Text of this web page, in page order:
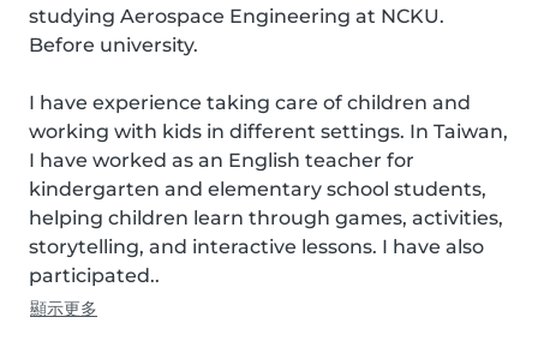
studying Aerospace Engineering at NCKU.
Before university.
I have experience taking care of children and
working with kids in different settings. In Taiwan,
I have worked as an English teacher for
kindergarten and elementary school students,
helping children learn through games, activities,
storytelling, and interactive lessons. I have also
participated..
顯示更多